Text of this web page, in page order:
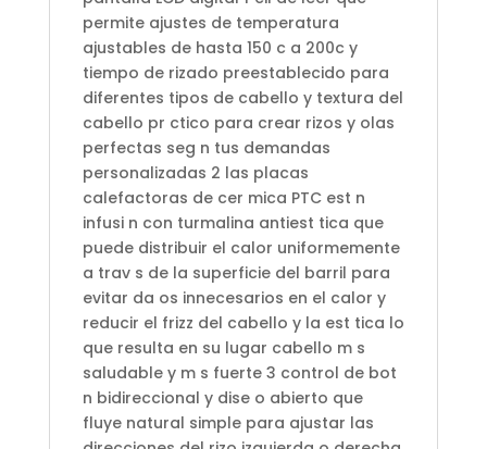
permite ajustes de temperatura
ajustables de hasta 150 c a 200c y
tiempo de rizado preestablecido para
diferentes tipos de cabello y textura del
cabello pr ctico para crear rizos y olas
perfectas seg n tus demandas
personalizadas 2 las placas
calefactoras de cer mica PTC est n
infusi n con turmalina antiest tica que
puede distribuir el calor uniformemente
a trav s de la superficie del barril para
evitar da os innecesarios en el calor y
reducir el frizz del cabello y la est tica lo
que resulta en su lugar cabello m s
saludable y m s fuerte 3 control de bot
n bidireccional y dise o abierto que
fluye natural simple para ajustar las